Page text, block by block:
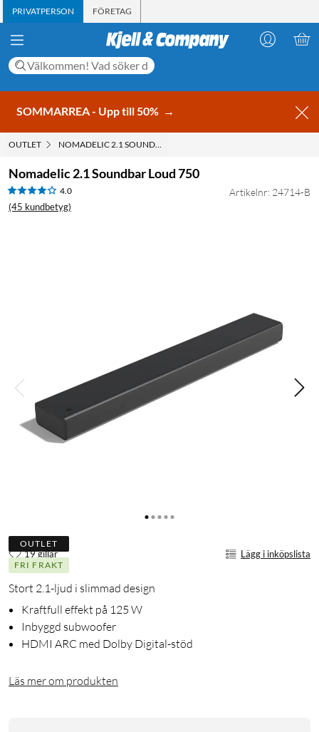
PRIVATPERSON FÖRETAG
SOMMARREA - Upp till 50% →
OUTLET NOMADELIC 2.1 SOUNDBAR LOUD 750
Nomadelic 2.1 Soundbar Loud 750
4.0
(45 kundbetyg)
Artikelnr: 24714-B
OUTLET
FRI FRAKT
19 gillar Lägg i inköpslista
Stort 2.1-ljud i slimmad design
Kraftfull effekt på 125 W
Inbyggd subwoofer
HDMI ARC med Dolby Digital-stöd
Läs mer om produkten